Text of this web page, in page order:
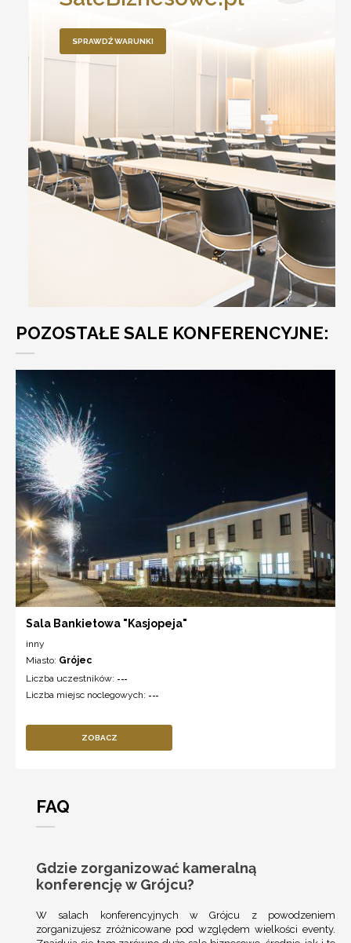
SPRAWDŹ WARUNKI
POZOSTAŁE SALE KONFERENCYJNE:
Sala Bankietowa "Kasjopeja"
inny
Miasto: Grójec
Liczba uczestników: ---
Liczba miejsc noclegowych: ---
ZOBACZ
FAQ
Gdzie zorganizować kameralną
konferencję w Grójcu?
W salach konferencyjnych w Grójcu z powodzeniem
zorganizujesz zróżnicowane pod względem wielkości eventy.